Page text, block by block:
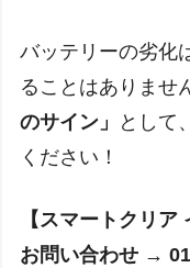
バッテリーの劣化
ることはありませ
のサイン」
として
ください！
【スマートクリア
お問い合わせ →